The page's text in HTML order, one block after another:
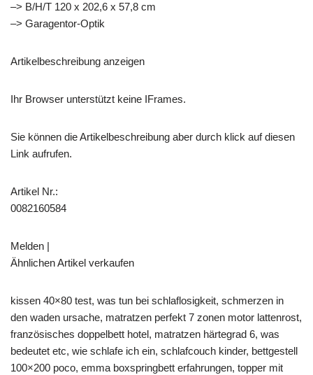
–> B/H/T 120 x 202,6 x 57,8 cm
–> Garagentor-Optik
Artikelbeschreibung anzeigen
Ihr Browser unterstützt keine IFrames.
Sie können die Artikelbeschreibung aber durch klick auf diesen
Link aufrufen.
Artikel Nr.:
0082160584
Melden |
Ähnlichen Artikel verkaufen
kissen 40×80 test, was tun bei schlaflosigkeit, schmerzen in
den waden ursache, matratzen perfekt 7 zonen motor lattenrost,
französisches doppelbett hotel, matratzen härtegrad 6, was
bedeutet etc, wie schlafe ich ein, schlafcouch kinder, bettgestell
100×200 poco, emma boxspringbett erfahrungen, topper mit